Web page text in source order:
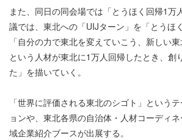
また、同日の同会場では「とうほく回帰1万
議では、東北への「UIJターン」を「とうほ
「自分の力で東北を変えていこう、新しい東
という人材が東北に1万人回帰したとき、創
た」を描いていく。
「世界に評価される東北のシゴト」という
ョンや、東北各県の自治体・人材コーディ
域企業紹介ブースが出展する。